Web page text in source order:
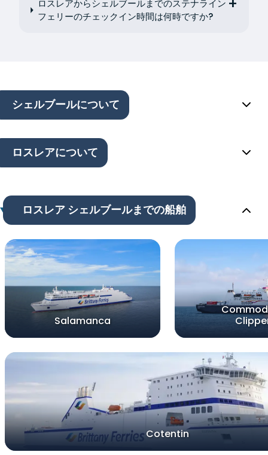
ロスレアからシェルブールまでのステナライン
フェリーのチェックイン時間は何時ですか?
シェルブールについて
ロスレアについて
ロスレア シェルブールまでの船舶
Salamanca
Cotentin